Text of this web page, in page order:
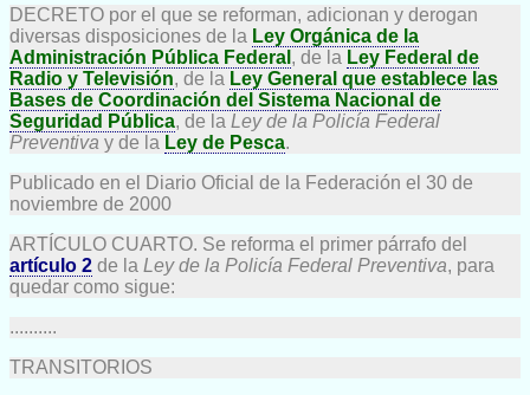
DECRETO por el que se reforman, adicionan y derogan
diversas disposiciones de la Ley Orgánica de la
Administración Pública Federal , de la Ley Federal de
Radio y Televisión, de la Ley General que establece las
Bases de Coordinación del Sistema Nacional de
Seguridad Pública, de la Ley de la Policía Federal
Preventiva y de la Ley de Pesca.
Publicado en el Diario Oficial de la Federación el 30 de
noviembre de 2000
ARTÍCULO CUARTO. Se reforma el primer párrafo del
artículo 2 de la Ley de la Policía Federal Preventiva, para
quedar como sigue:
..........
TRANSITORIOS